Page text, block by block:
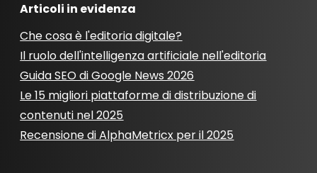
Articoli in evidenza
Che cosa è l'editoria digitale?
Il ruolo dell'intelligenza artificiale nell'editoria
Guida SEO di Google News 2026
Le 15 migliori piattaforme di distribuzione di
contenuti nel 2025
Recensione di AlphaMetricx per il 2025